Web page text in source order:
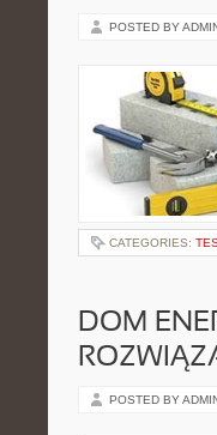
POSTED BY
CATEGORIES:
DOM
POSTED BY